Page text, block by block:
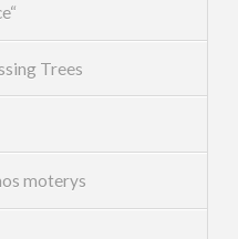
Trees
moterys